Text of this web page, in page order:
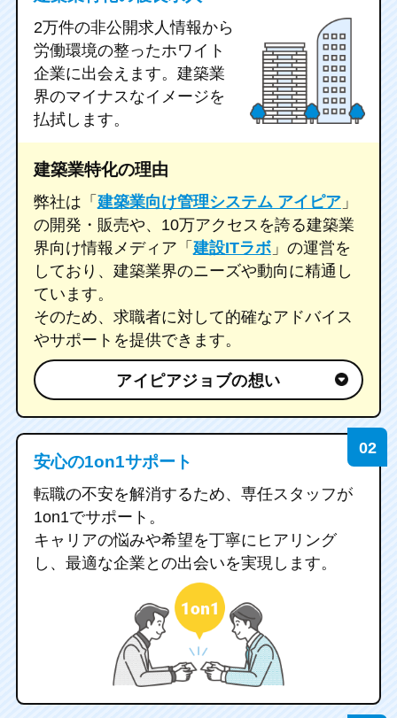
2万件の非公開求人情報から
労働環境の整ったホワイト
企業に出会えます。 建築業
界のマイナスなイメージを
払拭します。
建築業特化の理由
弊社は「 建築業向け管理システム アイピア」
の開発・販売や、10万アクセスを誇る建築業
界向け情報メディア「 建設ITラボ」の運営を
しており、建築業界のニーズや動向に精通し
ています。
そのため、求職者に対して的確なアドバイス
やサポートを提供できます。
アイピアジョブの想い
安心の1on1サポート
転職の不安を解消するため、専任スタッフが
1on1でサポート。
キャリアの悩みや希望を丁寧にヒアリング
し、最適な企業との出会いを実現します。